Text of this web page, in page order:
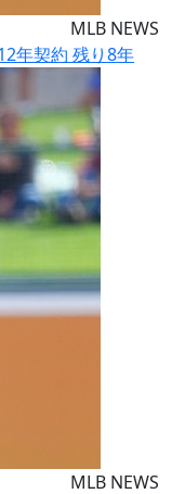
MLB NEWS
年契約 残り8年
MLB NEWS